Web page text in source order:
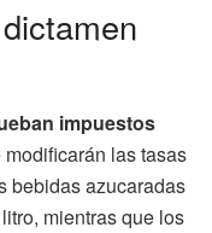
impuestos
modificarán las tasas
bebidas azucaradas
mientras que los